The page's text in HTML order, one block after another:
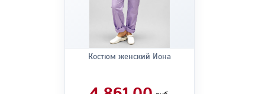
Костюм женский Иона